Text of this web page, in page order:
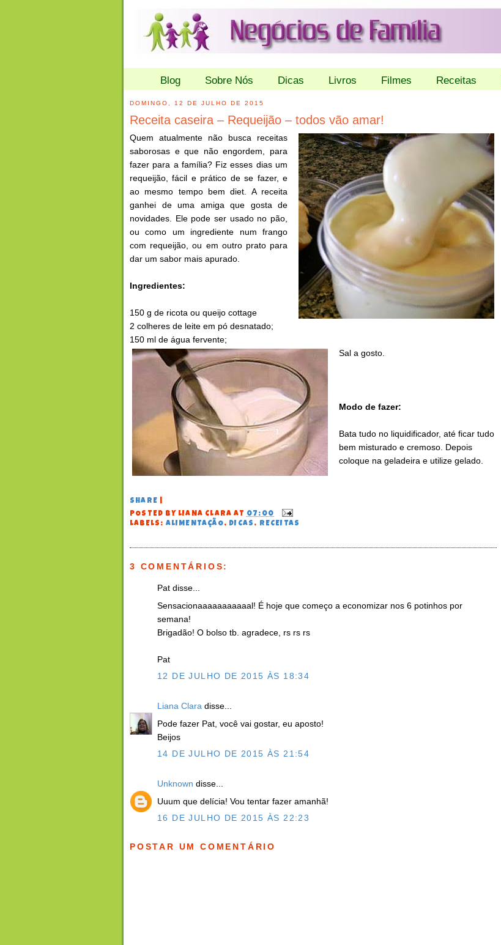
Blog Sobre Nós Dicas Livros Filmes Receitas
DOMINGO, 12 DE JULHO DE 2015
Receita caseira – Requeijão – todos vão amar!
Quem atualmente não busca receitas
saborosas e que não engordem, para
fazer para a família? Fiz esses dias um
requeijão, fácil e prático de se fazer, e
ao mesmo tempo bem diet. A receita
ganhei de uma amiga que gosta de
novidades. Ele pode ser usado no pão,
ou como um ingrediente num frango
com requeijão, ou em outro prato para
dar um sabor mais apurado.
Ingredientes:
150 g de ricota ou queijo cottage
2 colheres de leite em pó desnatado;
150 ml de água fervente;
Sal a gosto.
Modo de fazer:
Bata tudo no liquidificador, até ficar tudo
bem misturado e cremoso. Depois
coloque na geladeira e utilize gelado.
SHARE
POSTED BY LIANA CLARA AT 07:00
LABELS: ALIMENTAÇÃO, DICAS , RECEITAS
3 COMENTÁRIOS:
Pat disse...
Sensacionaaaaaaaaaaal! É hoje que começo a economizar nos 6 potinhos por
semana!
Brigadão! O bolso tb. agradece, rs rs rs
Pat
12 DE JULHO DE 2015 ÀS 18:34
Liana Clara disse...
Pode fazer Pat, você vai gostar, eu aposto!
Beijos
14 DE JULHO DE 2015 ÀS 21:54
Unknown disse...
Uuum que delícia! Vou tentar fazer amanhã!
16 DE JULHO DE 2015 ÀS 22:23
POSTAR UM COMENTÁRIO